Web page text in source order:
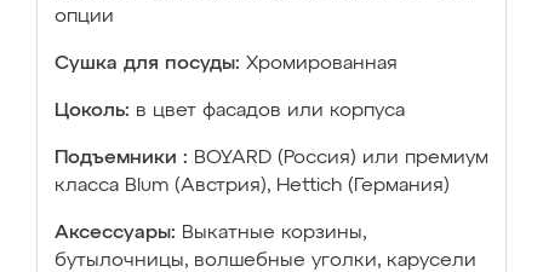
опции
Сушка для посуды: Хромированная
Цоколь: в цвет фасадов или корпуса
Подъемники : BOYARD (Россия) или премиум
класса Blum (Австрия), Hettich (Германия)
Аксессуары: Выкатные корзины,
бутылочницы, волшебные уголки, карусели